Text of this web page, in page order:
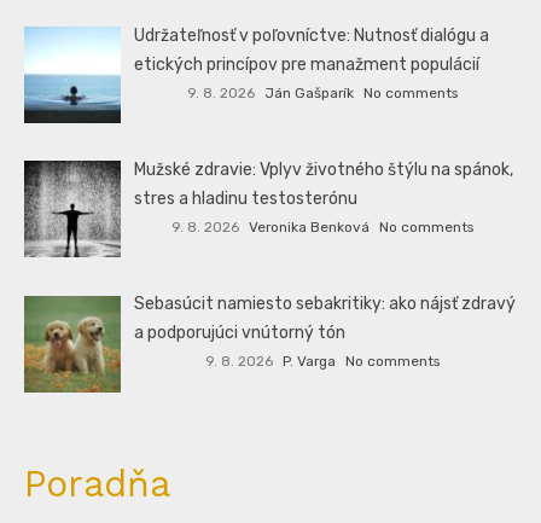
Udržateľnosť v poľovníctve: Nutnosť dialógu a
etických princípov pre manažment populácií
9. 8. 2026 Ján Gašparík No comments
Mužské zdravie: Vplyv životného štýlu na spánok,
stres a hladinu testosterónu
9. 8. 2026 Veronika Benková No comments
Sebasúcit namiesto sebakritiky: ako nájsť zdravý
a podporujúci vnútorný tón
9. 8. 2026 P. Varga No comments
Poradňa